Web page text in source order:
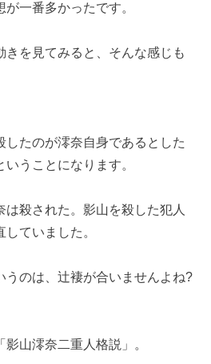
一番多かったです。
きを見てみると、そんな感じも
したのが澪奈自身であるとした
うことになります。
殺された。影山を殺した犯人
ていました。
うのは、辻褄が合いませんよね?
山澪奈二重人格説」。